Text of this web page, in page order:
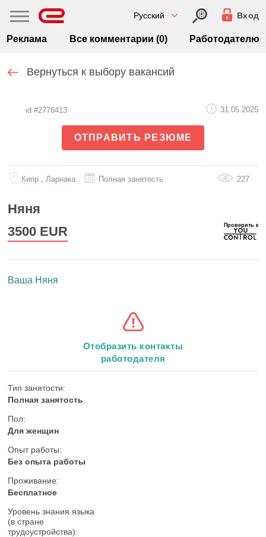
Русский Вход
Реклама Все комментарии (0) Работодателю
Вернуться к выбору вакансий
id #2776413 31.05.2025
ОТПРАВИТЬ РЕЗЮМЕ
Кипр , Ларнака Полная занятость 227
Няня
3500 EUR
Ваша Няня
Отобразить контакты
работодателя
Тип занятости:
Полная занятость
Пол:
Для женщин
Опыт работы:
Без опыта работы
Проживание:
Бесплатное
Уровень знания языка
(в стране
трудоустройства):